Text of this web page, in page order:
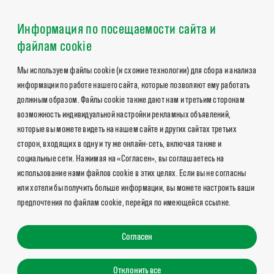
Информация по посещаемости сайта и
файлам cookie
Мы используем файлы cookie (и схожие технологии) для сбора и анализа
информации по работе нашего сайта, которые позволяют ему работать
должным образом. Файлы cookie также дают нам и третьим сторонам
возможность индивидуальной настройки рекламных объявлений,
которые вы можете видеть на нашем сайте и других сайтах третьих
сторон, входящих в одну и ту же онлайн-сеть, включая также и
социальные сети. Нажимая на «Согласен», вы соглашаетесь на
использование нами файлов cookie в этих целях. Если вы не согласны
или хотели бы получить больше информации, вы можете настроить ваши
предпочтения по файлам cookie, перейдя по имеющейся ссылке.
Согласен
Отклонить все